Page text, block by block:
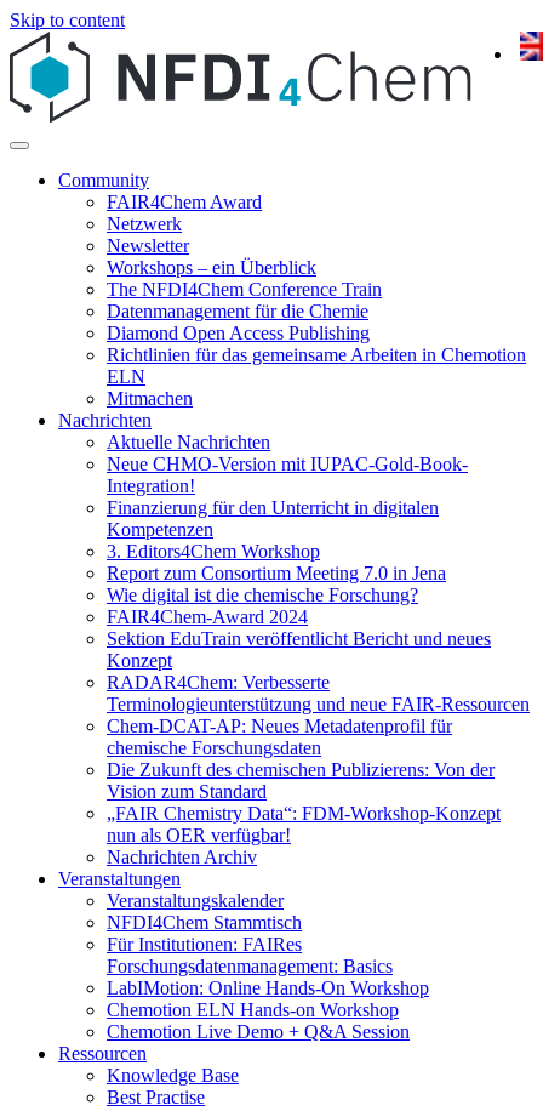
Skip to content
Community
FAIR4Chem Award
Netzwerk
Newsletter
Workshops – ein Überblick
The NFDI4Chem Conference Train
Datenmanagement für die Chemie
Diamond Open Access Publishing
Richtlinien für das gemeinsame Arbeiten in Chemotion
ELN
Mitmachen
Nachrichten
Aktuelle Nachrichten
Neue CHMO-Version mit IUPAC-Gold-Book-
Integration!
Finanzierung für den Unterricht in digitalen
Kompetenzen
3. Editors4Chem Workshop
Report zum Consortium Meeting 7.0 in Jena
Wie digital ist die chemische Forschung?
FAIR4Chem-Award 2024
Sektion EduTrain veröffentlicht Bericht und neues
Konzept
RADAR4Chem: Verbesserte
Terminologieunterstützung und neue FAIR-Ressourcen
Chem-DCAT-AP: Neues Metadatenprofil für
chemische Forschungsdaten
Die Zukunft des chemischen Publizierens: Von der
Vision zum Standard
„FAIR Chemistry Data“: FDM-Workshop-Konzept
nun als OER verfügbar!
Nachrichten Archiv
Veranstaltungen
Veranstaltungskalender
NFDI4Chem Stammtisch
Für Institutionen: FAIRes
Forschungsdatenmanagement: Basics
LabIMotion: Online Hands-On Workshop
Chemotion ELN Hands-on Workshop
Chemotion Live Demo + Q&A Session
Ressourcen
Knowledge Base
Best Practise